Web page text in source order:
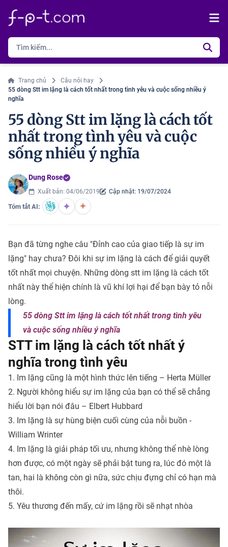
Trang chủ
Câu nỏi hay
55 dòng Stt im lặng là cách tốt nhất trong tình yêu và cuộc sống nhiều ý
nghĩa
55 dòng Stt im lặng là cách tốt
nhất trong tình yêu và cuộc
sống nhiều ý nghĩa
Dung Rose
Xuất bản: 04/06/2019 Cập nhật: 19/07/2024
Tóm tắt AI:
Bạn đã từng nghe câu "Đỉnh cao của giao tiếp là sự im
lặng" hay chưa? Đôi khi sự im lặng là cách để giải quyết
tốt nhất mọi chuyện. Những dòng stt im lặng là cách tốt
nhất này thể hiện chính là vũ khí lợi hại để bạn bày tỏ nỗi
lòng.
55 dòng Stt im lặng là cách tốt nhất trong tình yêu
và cuộc sống nhiều ý nghĩa
STT im lặng là cách tốt nhất ý
nghĩa trong tình yêu
1. Im lặng cũng là một hình thức lên tiếng – Herta Müller
2. Người không hiểu sự im lặng của bạn có thể sẽ chẳng
hiểu lời bạn nói đâu – Elbert Hubbard
3. Im lặng là sự hùng biện cuối cùng của nỗi buồn -
William Wrinter
4. Im lặng là giải pháp tối ưu, nhưng không thể nhè lòng
hơn được, có một ngày sẽ phải bật tung ra, lúc đó một là
tan, hai là không còn gì nữa, sức chịu đựng chỉ có hạn mà
thôi.
5. Yêu thương đến mấy, cứ im lặng rồi sẽ nhạt nhòa